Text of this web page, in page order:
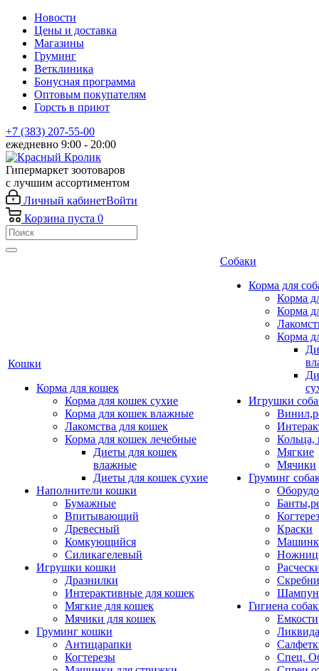
Новости
Цены и доставка
Магазины
Груминг
Ветклиника
Бонусная программа
Оптовым покупателям
Горсть в приют
+7 (383) 207-55-00
ежедневно 9:00 - 20:00
Гипермаркет зоотоваров
с лучшим ассортиментом
Личный кабинетВойти
Корзина пуста 0
Кошки
Корма для кошек
Корма для кошек сухие
Корма для кошек влажные
Лакомства для кошек
Корма для кошек лечебные
Диеты для кошек
влажные
Диеты для кошек сухие
Наполнители кошки
Бумажные
Впитывающий
Древесный
Комкующийся
Силикагелевый
Игрушки кошки
Дразнилки
Интерактивные для кошек
Мягкие для кошек
Мячики для кошек
Груминг кошки
Антицарапки
Когтерезы
Собаки
Корма для
Корма
Корма
Корма
Игрушки
Кольца,
Мягкие
Мячики
Груминг
Краски
Гигиена
Емкости
Спец.